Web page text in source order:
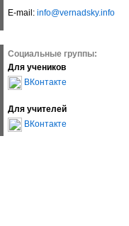
E-mail: info@vernadsky.info
Социальные группы:
Для учеников
ВКонтакте
Для учителей
ВКонтакте